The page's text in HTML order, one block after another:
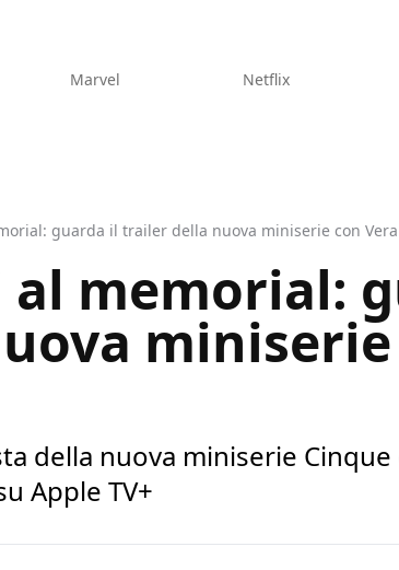
Marvel Netflix
guarda il trailer della nuova miniserie con
memorial:
miniserie
della nuova miniserie
Apple TV+